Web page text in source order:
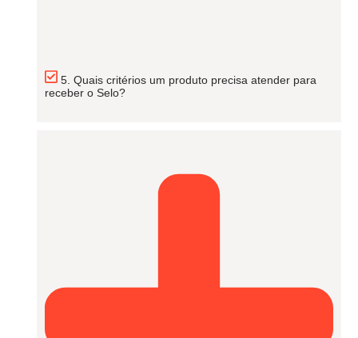
5. Quais critérios um produto precisa atender para
receber o Selo?